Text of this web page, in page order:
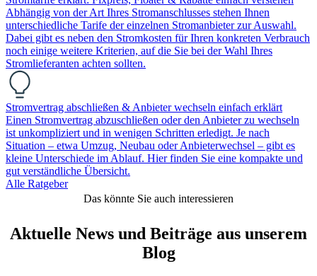
Abhängig von der Art Ihres Stromanschlusses stehen Ihnen
unterschiedliche Tarife der einzelnen Stromanbieter zur Auswahl.
Dabei gibt es neben den Stromkosten für Ihren konkreten Verbrauch
noch einige weitere Kriterien, auf die Sie bei der Wahl Ihres
Stromlieferanten achten sollten.
Stromvertrag abschließen & Anbieter wechseln einfach erklärt
Einen Stromvertrag abzuschließen oder den Anbieter zu wechseln
ist unkompliziert und in wenigen Schritten erledigt. Je nach
Situation – etwa Umzug, Neubau oder Anbieterwechsel – gibt es
kleine Unterschiede im Ablauf. Hier finden Sie eine kompakte und
gut verständliche Übersicht.
Alle Ratgeber
Das könnte Sie auch interessieren
Aktuelle News und Beiträge aus unserem
Blog